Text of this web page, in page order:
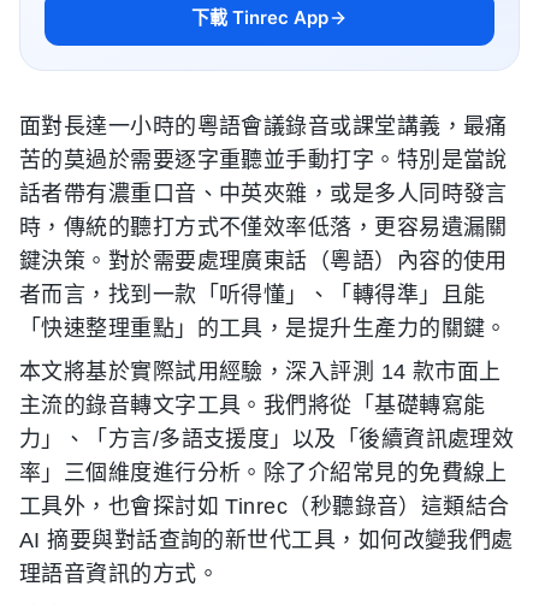
下載 Tinrec App
面對長達一小時的粵語會議錄音或課堂講義，最痛
苦的莫過於需要逐字重聽並手動打字。特別是當說
話者帶有濃重口音、中英夾雜，或是多人同時發言
時，傳統的聽打方式不僅效率低落，更容易遺漏關
鍵決策。對於需要處理廣東話（粵語）內容的使用
者而言，找到一款「听得懂」、「轉得準」且能
「快速整理重點」的工具，是提升生產力的關鍵。
本文將基於實際試用經驗，深入評測 14 款市面上
主流的錄音轉文字工具。我們將從「基礎轉寫能
力」、「方言/多語支援度」以及「後續資訊處理效
率」三個維度進行分析。除了介紹常見的免費線上
工具外，也會探討如 Tinrec（秒聽錄音）這類結合
AI 摘要與對話查詢的新世代工具，如何改變我們處
理語音資訊的方式。